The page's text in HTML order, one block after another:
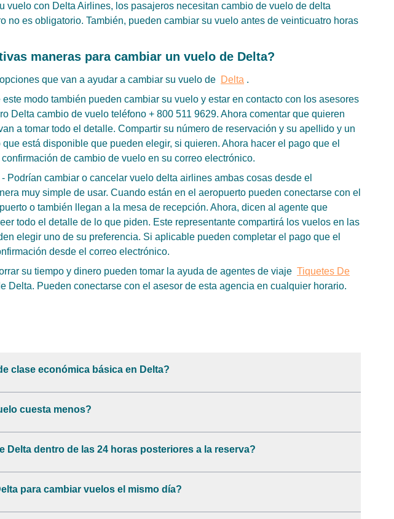
vuelo con Delta Airlines, los pasajeros necesitan cambio de vuelo de delta
no es obligatorio. También, pueden cambiar su vuelo antes de veinticuatro horas
maneras para cambiar un vuelo de Delta?
que van a ayudar a cambiar su vuelo de Delta .
este modo también pueden cambiar su vuelo y estar en contacto con los asesores
Delta cambio de vuelo teléfono + 800 511 9629. Ahora comentar que quieren
a tomar todo el detalle. Compartir su número de reservación y su apellido y un
está disponible que pueden elegir, si quieren. Ahora hacer el pago que el
de cambio de vuelo en su correo electrónico.
- Podrían cambiar o cancelar vuelo delta airlines ambas cosas desde el
muy simple de usar. Cuando están en el aeropuerto pueden conectarse con el
o también llegan a la mesa de recepción. Ahora, dicen al agente que
todo el detalle de lo que piden. Este representante compartirá los vuelos en las
elegir uno de su preferencia. Si aplicable pueden completar el pago que el
desde el correo electrónico.
su tiempo y dinero pueden tomar la ayuda de agentes de viaje Tiquetes De
Delta. Pueden conectarse con el asesor de esta agencia en cualquier horario.
clase económica básica en Delta?
cuesta menos?
Delta dentro de las 24 horas posteriores a la reserva?
para cambiar vuelos el mismo día?